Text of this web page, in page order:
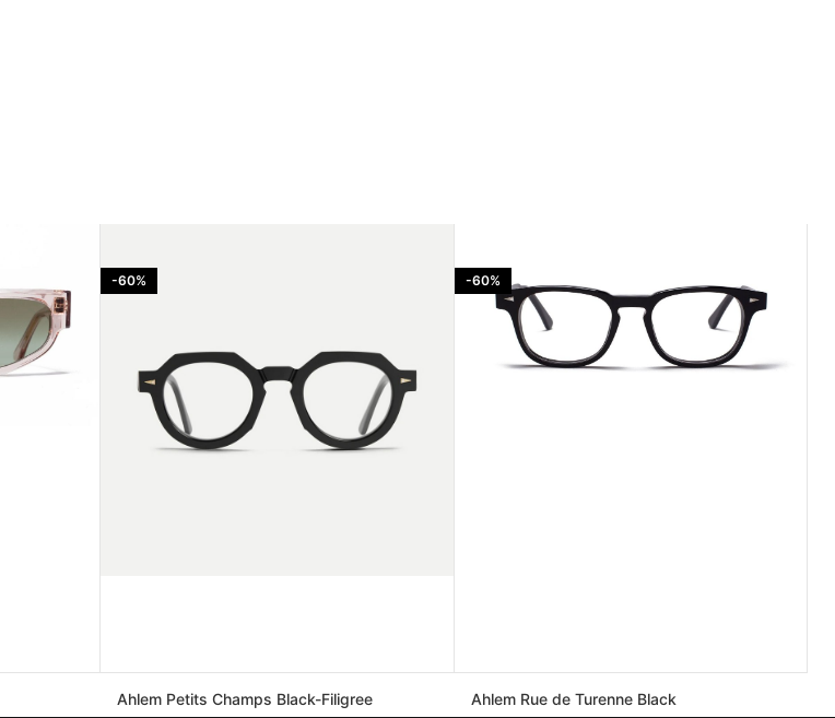
-60%
Ahlem Petits Champs Black-Filigree
-60%
Ahlem Rue de Turenne Black